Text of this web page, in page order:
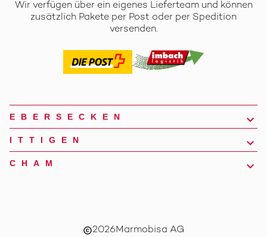
Wir verfügen über ein eigenes Lieferteam und können
zusätzlich Pakete per Post oder per Spedition
versenden.
EBERSECKEN
ITTIGEN
CHAM
copyright2026Marmobisa AG